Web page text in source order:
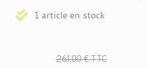
1 article en stock
261,00 € TTC